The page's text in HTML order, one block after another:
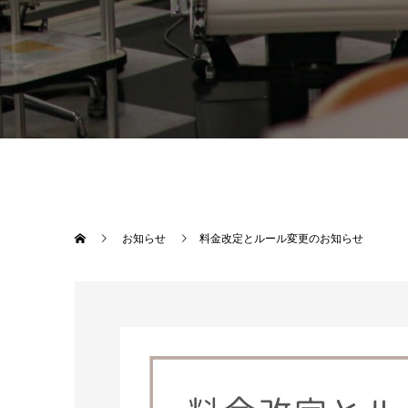
お知らせ 料金改定とルール変更のお知らせ